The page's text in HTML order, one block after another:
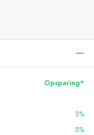
Opsparing*
3%
5%